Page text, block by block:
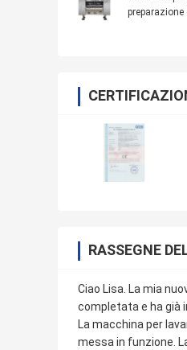
RASSEGNE
Ciao Lisa. La mia
completata e ha già
La macchina per
messa in funzione.